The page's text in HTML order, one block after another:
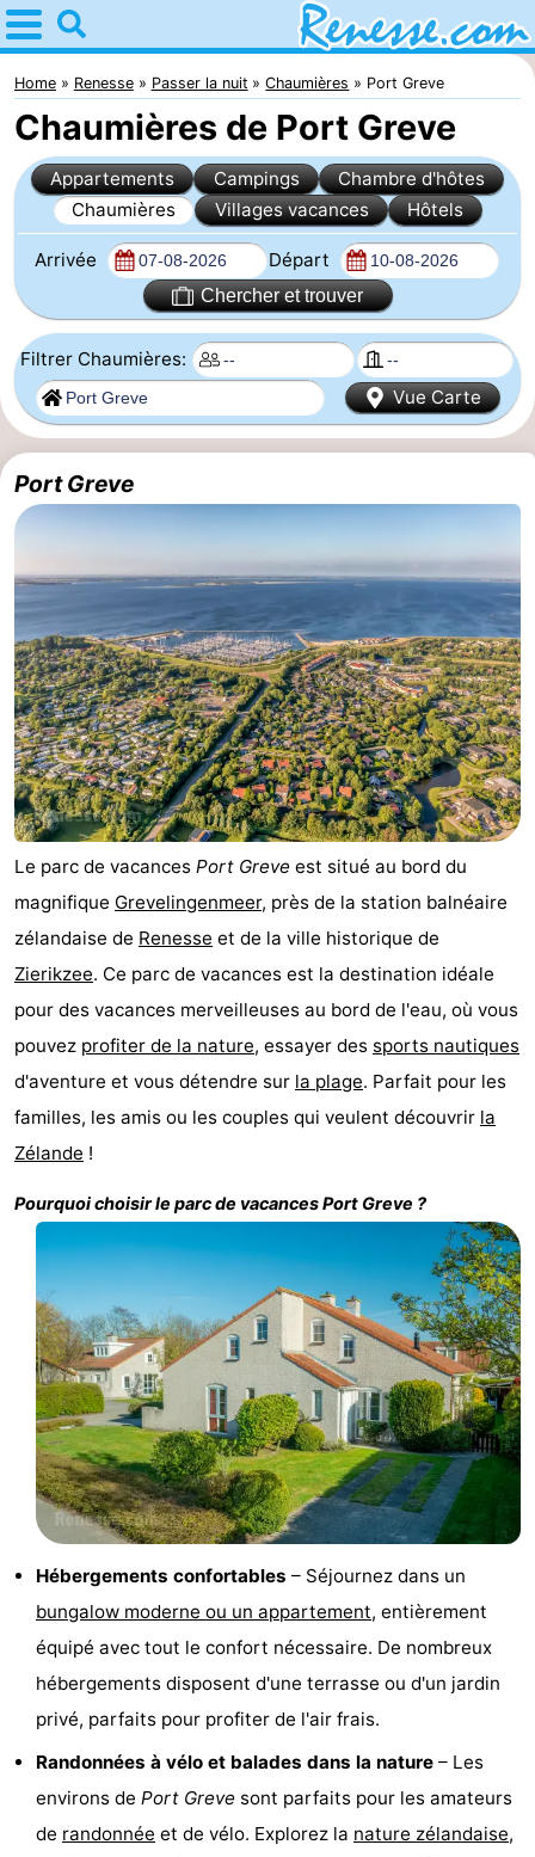
Home
Renesse
Astuces
Avec
les
enfants
Passer
la
nuit
Appartements
-
Port
Greve
-
Zeeuwse
Kust
Campings
Chambre
-
Buitenheem
-
De
Oase
-
Duinoord
-
Ginsterveld
-
Livingstone
-
Greve
Port
-
Haamstede
Résidence
't
Hof
van
Haamstede
-
Schouwen
-
Schouwse
Valleien
Soeten
Haert
Wijde
Blick
Zeeland
Village
Zeeuwse
Kust
Zonnedorp
’t
Hof
van
Hôtels
Last
minutes
Plages
Lieux
Home Renesse Passer la nuit Chaumières Port Greve
Chaumières de Port Greve
Appartements Campings
Chambre d'hôtes
Chaumières
Villages vacances Hôtels
Arrivée Départ
Chercher et trouver
Filtrer Chaumières:
Vue Carte
Port Greve
Le parc de vacances Port Greve est situé au bord du
magnifique Grevelingenmeer, près de la station balnéaire
zélandaise de Renesse et de la ville historique de
Zierikzee. Ce parc de vacances est la destination idéale
pour des vacances merveilleuses au bord de l'eau, où vous
pouvez profiter de la nature, essayer des sports nautiques
d'aventure et vous détendre sur la plage. Parfait pour les
familles, les amis ou les couples qui veulent découvrir la
Zélande !
Pourquoi choisir le parc de vacancesPort Greve ?
Hébergements confortables – Séjournez dans un
bungalow moderne ou un appartement, entièrement
équipé avec tout le confort nécessaire. De nombreux
hébergements disposent d'une terrasse ou d'un jardin
privé, parfaits pour profiter de l'air frais.
Randonnées à vélo et balades dans la nature – Les
environs de Port Greve sont parfaits pour les amateurs
de randonnée et de vélo. Explorez la nature zélandaise,